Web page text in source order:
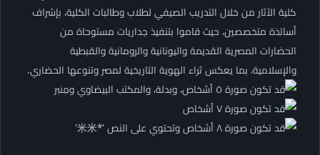
كلية الآثار من خلال التدريب الصيفي لطلاب وطالبات الكلية، بإشراف
أساتذة متخصصين، حيث قاموا بتنفيذ جداريات مستوحاة من
الحضارات المصرية القديمة واليونانية والرومانية والقبطية
والإسلامية، بما يعكس ثراء الهوية التاريخية لمصر وتنوعها الحضاري.